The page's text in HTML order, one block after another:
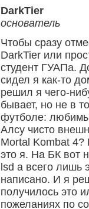
DarkTier
основатель
Чтобы сразу
DarkTier или
студент ГУАПа.
сидел я как-то
решил я чего-
бывает, но не в
футболе:
Алсу чисто
Mortal Kombat 4?
это я. На БК вот
lsd а всего лишь
написано. И я
получилось это
пожеланиях по